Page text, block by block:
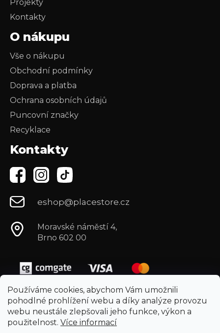
Používáme cookies, abychom Vám umožnili
pohodlné prohlížení webu a díky analýze provozu
webu neustále zlepšovali jeho funkce, výkon a
použitelnost. Více informací
Projekty
Kontakty
O nákupu
Vše o nákupu
Obchodní podmínky
Doprava a platba
Ochrana osobních údajů
Puncovní značky
Recyklace
Kontakty
eshop@placestore.cz
Moravské náměstí 4,
Brno 602 00